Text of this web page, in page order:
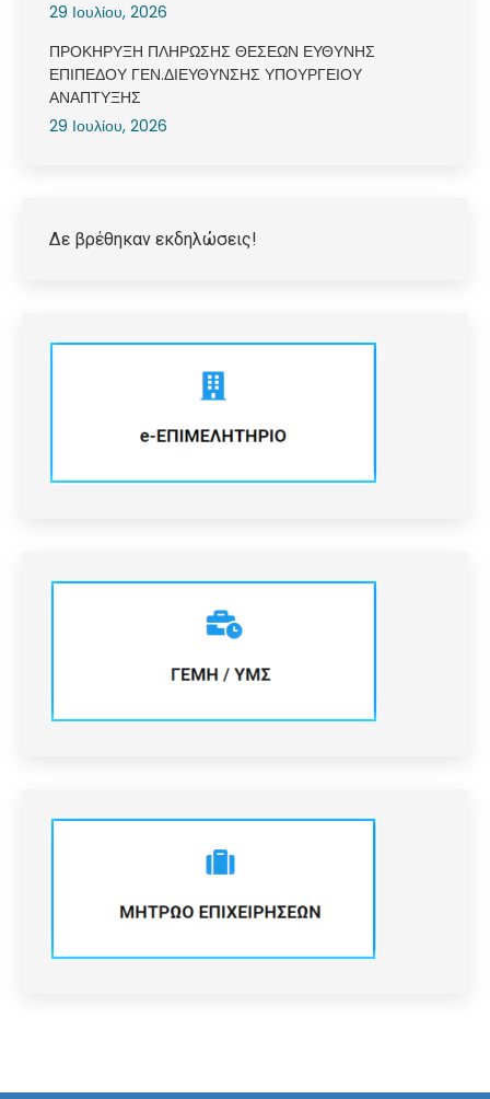
29 Ιουλίου, 2026
ΠΡΟΚΗΡΥΞΗ ΠΛΗΡΩΣΗΣ ΘΕΣΕΩΝ ΕΥΘΥΝΗΣ
ΕΠΙΠΕΔΟΥ ΓΕΝ.ΔΙΕΥΘΥΝΣΗΣ ΥΠΟΥΡΓΕΙΟΥ
ΑΝΑΠΤΥΞΗΣ
29 Ιουλίου, 2026
Δε βρέθηκαν εκδηλώσεις!